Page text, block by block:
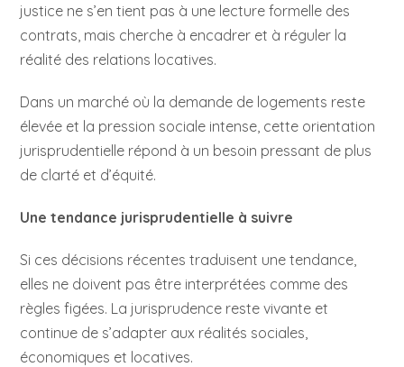
justice ne s’en tient pas à une lecture formelle des
contrats, mais cherche à encadrer et à réguler la
réalité des relations locatives.
Dans un marché où la demande de logements reste
élevée et la pression sociale intense, cette orientation
jurisprudentielle répond à un besoin pressant de plus
de clarté et d’équité.
Une tendance jurisprudentielle à suivre
Si ces décisions récentes traduisent une tendance,
elles ne doivent pas être interprétées comme des
règles figées. La jurisprudence reste vivante et
continue de s’adapter aux réalités sociales,
économiques et locatives.